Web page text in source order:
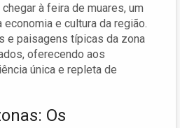
à feira de muares, um
e cultura da região.
e paisagens típicas da zona
oferecendo aos
única e repleta de
Os